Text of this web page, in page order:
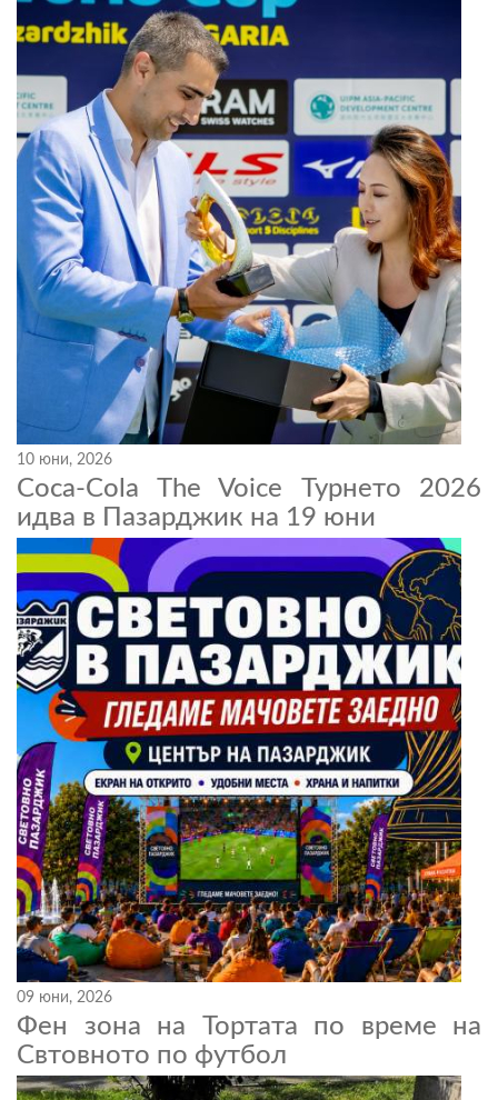
10 юни, 2026
Coca-Cola The Voice Турнето 2026
идва в Пазарджик на 19 юни
09 юни, 2026
Фен зона на Тортата по време на
Свтовното по футбол